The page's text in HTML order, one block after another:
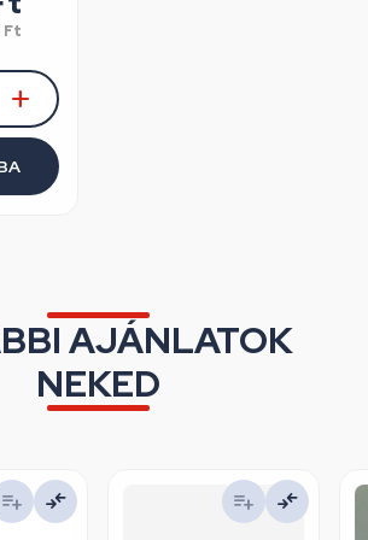
Ft
AJÁNLATOK
NEKED